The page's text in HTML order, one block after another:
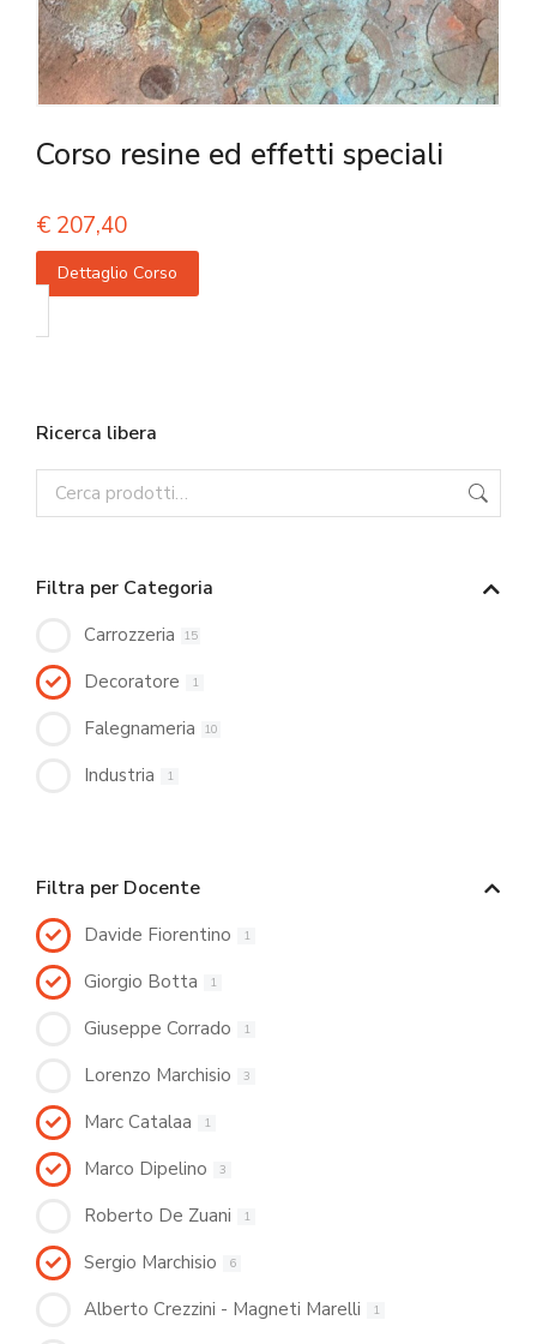
Corso resine ed effetti speciali
€ 207,40
Dettaglio Corso
Ricerca libera
Filtra per Categoria
Carrozzeria 15
Decoratore 1
Falegnameria 10
Industria 1
Filtra per Docente
Davide Fiorentino 1
Giorgio Botta 1
Giuseppe Corrado 1
Lorenzo Marchisio 3
Marc Catalaa 1
Marco Dipelino 3
Roberto De Zuani 1
Sergio Marchisio 6
Alberto Crezzini - Magneti Marelli 1